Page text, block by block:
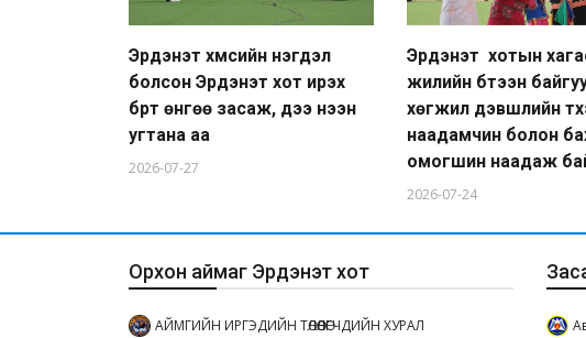
Эрдэнэт хүмүүсийн нэгдэл
болсон Эрдэнэт хот ирэх
бүрт өнгөө засаж, үүдээ нээн
угтана аа
2026-07-27
Эрдэнэт хотын
жилийн бүтээн
хөгжил дэвшлийн
наадамчин болон
омогшин наадаж
2026-07-24
Орхон аймаг Эрдэнэт хот
АЙМГИЙН ИРГЭДИЙН ТӨЛӨӨЛӨГЧДИЙН ХУРАЛ